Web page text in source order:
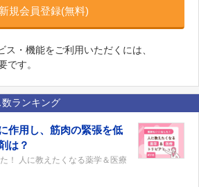
新規会員登録(無料)
・機能をご利用いただくには、
です。
ランキング
作用し、筋肉の緊張を低
は？
！ 人に教えたくなる薬学＆医療